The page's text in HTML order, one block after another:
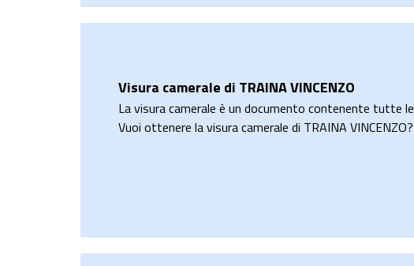
Visura camerale di TRAINA VINCENZO
La visura camerale è un documento contenente tutte le
Vuoi ottenere la visura camerale di TRAINA VINCENZO?